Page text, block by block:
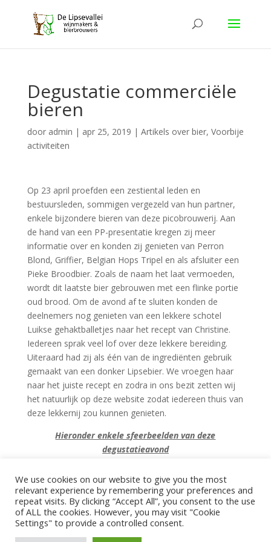
Degustatie commerciële
bieren
door admin | apr 25, 2019 | Artikels over bier, Voorbije
activiteiten
Op 23 april proefden een zestiental leden en
bestuursleden, sommigen vergezeld van hun partner,
enkele bijzondere bieren van deze picobrouwerij. Aan
de hand van een PP-presentatie kregen zij meer
informatie over en konden zij genieten van Perron
Blond, Griffier, Belgian Hops Tripel en als afsluiter een
Pieke Broodbier. Zoals de naam het laat vermoeden,
wordt dit laatste bier gebrouwen met een flinke portie
oud brood. Om de avond af te sluiten konden de
deelnemers nog genieten van een lekkere schotel
Luikse gehaktballetjes naar het recept van Christine.
Iedereen sprak veel lof over deze lekkere bereiding.
Uiteraard had zij als één van de ingrediënten gebruik
gemaakt van een donker Lipsebier. We vroegen haar
naar het juiste recept en zodra in ons bezit zetten wij
het natuurlijk op deze website zodat iedereen thuis van
deze lekkernij zou kunnen genieten.
Hieronder enkele sfeerbeelden van deze
degustatieavond
We use cookies on our website to give you the most
relevant experience by remembering your preferences and
repeat visits. By clicking “Accept All”, you consent to the use
of ALL the cookies. However, you may visit "Cookie
Settings" to provide a controlled consent.